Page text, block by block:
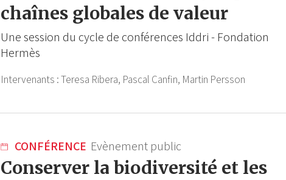
chaînes globales de valeur
Une session du cycle de conférences Iddri - Fondation
Hermès
Intervenants :Teresa Ribera, Pascal Canfin, Martin Persson
CONFÉRENCE Evènement public
Conserver la biodiversité et les